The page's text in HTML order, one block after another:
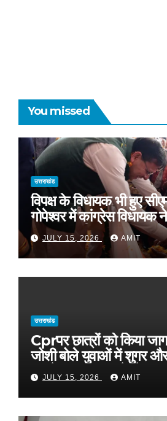
You missed
उत्तराखंड
विपक्ष के विधायक भी हुए
गोपेश्वर में कांग्रेस विधायक
खुलकर तारीफ*
JULY 15, 2026 AMIT
उत्तराखंड
Cprपर छात्रों को किया
जोशी बोले युवाओं में शुगर
मामले, फास्ट फूड से रहे दूर
JULY 15, 2026 AMIT